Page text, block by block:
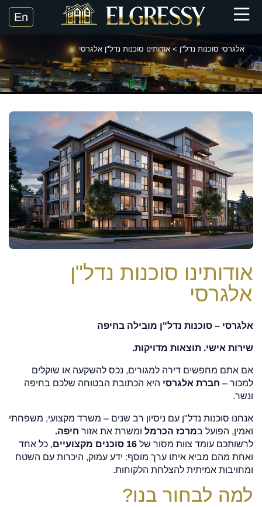
אלגרסי סוכנות נדל"ן > אודותינו סוכנות נדל"ן אלגרסי
אודותינו סוכנות נדל"ן
אלגרסי
אלגרסי – סוכנות נדל"ן מובילה בחיפה
שירות אישי. תוצאות מדויקות.
אם אתם מחפשים דירה למגורים, נכס להשקעה או שוקלים
למכור – חברת אלגרסי היא הכתובת הבטוחה שלכם בחיפה
ונשר.
אנחנו סוכנות נדל"ן עם ניסיון רב שנים – משרד מקצועי, משפחתי
ואמין, הפועל במרכז הכרמל ומשרת את אזור חיפה.
לרשותכם עומד צוות מסור של 16 סוכנים מקצועיים
, כל אחד
ואחת מהם מביא איתו ערך מוסף: ידע עמוק, היכרות עם השטח
ומחויבות אמיתית להצלחת הלקוחות.
למה לבחור בנו?